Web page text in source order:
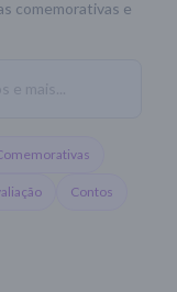
comemorativas e
Contos